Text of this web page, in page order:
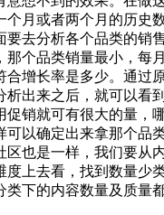
个月或者两个月的历史
要去分析各个品类的销
那个品类销量最小，每
合增长率是多少。通过
析出来之后，就可以看
促销就可有很大的量，
可以确定出来拿那个品
区也是一样，我们要从
度上去看，找到数量少
类下的内容数量及质量